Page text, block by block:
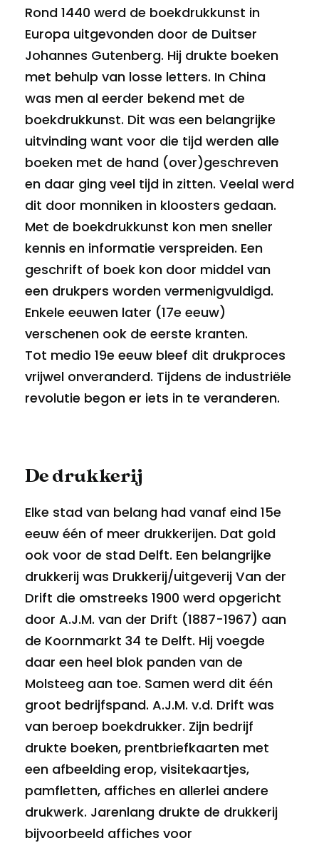
Rond 1440 werd de boekdrukkunst in
Europa uitgevonden door de Duitser
Johannes Gutenberg. Hij drukte boeken
met behulp van losse letters. In China
was men al eerder bekend met de
boekdrukkunst. Dit was een belangrijke
uitvinding want voor die tijd werden alle
boeken met de hand (over)geschreven
en daar ging veel tijd in zitten. Veelal werd
dit door monniken in kloosters gedaan.
Met de boekdrukkunst kon men sneller
kennis en informatie verspreiden. Een
geschrift of boek kon door middel van
een drukpers worden vermenigvuldigd.
Enkele eeuwen later (17e eeuw)
verschenen ook de eerste kranten.
Tot medio 19e eeuw bleef dit drukproces
vrijwel onveranderd. Tijdens de industriële
revolutie begon er iets in te veranderen.
De drukkerij
Elke stad van belang had vanaf eind 15e
eeuw één of meer drukkerijen. Dat gold
ook voor de stad Delft. Een belangrijke
drukkerij was Drukkerij/uitgeverij Van der
Drift die omstreeks 1900 werd opgericht
door A.J.M. van der Drift (1887-1967) aan
de Koornmarkt 34 te Delft. Hij voegde
daar een heel blok panden van de
Molsteeg aan toe. Samen werd dit één
groot bedrijfspand. A.J.M. v.d. Drift was
van beroep boekdrukker. Zijn bedrijf
drukte boeken, prentbriefkaarten met
een afbeelding erop, visitekaartjes,
pamfletten, affiches en allerlei andere
drukwerk. Jarenlang drukte de drukkerij
bijvoorbeeld affiches voor